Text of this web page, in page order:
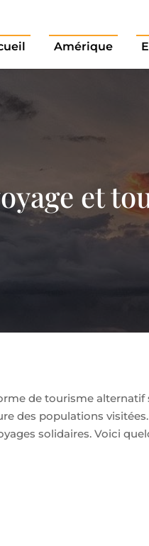
Amérique
et
de tourisme
des populations
solidaires. Voici